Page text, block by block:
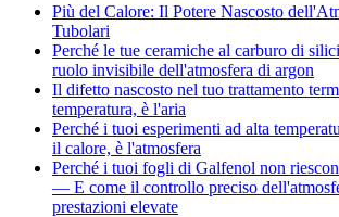
Più del Calore: Il Potere Nascosto
Tubolari
Perché le tue ceramiche al carburo di
ruolo invisibile dell'atmosfera di argon
Il difetto nascosto nel tuo trattamento
temperatura, è l'aria
Perché i tuoi esperimenti ad alta
il calore, è l'atmosfera
Perché i tuoi fogli di Galfenol non
— E come il controllo preciso
prestazioni elevate